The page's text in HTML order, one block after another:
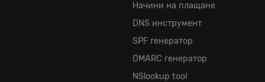
Начини на плащане
DNS инструмент
SPF генератор
DMARC генератор
NSlookup tool